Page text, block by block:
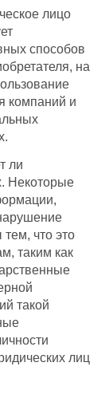
лицо
способов
на
компаний и
ли
Некоторые
что это
таким как
такой
лиц